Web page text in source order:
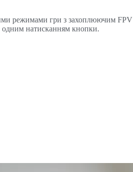
режимами гри з захоплюючим FPV
одним натисканням кнопки.